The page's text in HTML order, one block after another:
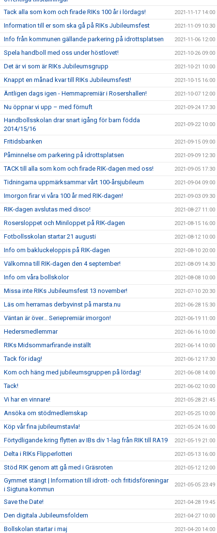
Tack alla som kom och firade RIKs 100 år i lördags!
2021-11-17 14:00
Information till er som ska gå på RIKs Jubileumsfest 2021-11-09 10:30
Info från kommunen gällande parkering på idrottsplatsen 2021-11-06 12:00
Spela handboll med oss under höstlovet! 2021-10-26 09:00
Det är vi som är RIKs Jubileumsgrupp 2021-10-21 10:00
Knappt en månad kvar till RIKs Jubileumsfest! 2021-10-15 16:00
Äntligen dags igen - Hemmapremiär i Rosershallen! 2021-10-07 12:00
Nu öppnar vi upp – med förnuft 2021-09-24 17:30
Handbollsskolan drar snart igång för barn födda
2014/15/16
2021-09-22 10:00
Fritidsbanken 2021-09-15 09:00
Påminnelse om parkering på idrottsplatsen 2021-09-09 12:30
TACK till alla som kom och firade RIK-dagen med oss! 2021-09-05 17:30
Tidningarna uppmärksammar vårt 100-årsjubileum 2021-09-04 09:00
Imorgon firar vi våra 100 år med RIK-dagen! 2021-09-03 09:30
RIK-dagen avslutas med disco! 2021-08-27 11:00
Rosersloppet och Miniloppet på RIK-dagen 2021-08-15 16:00
Fotbollsskolan startar 21 augusti 2021-08-12 10:00
Info om bakluckeloppis på RIK-dagen 2021-08-10 20:00
Välkomna till RIK-dagen den 4 september! 2021-08-09 14:30
Info om våra bollskolor 2021-08-08 10:00
Missa inte RIKs Jubileumsfest 13 november! 2021-07-10 20:30
Läs om herrarnas derbyvinst på marsta.nu 2021-06-28 15:30
Väntan är över... Seriepremiär imorgon! 2021-06-19 11:00
Hedersmedlemmar 2021-06-16 10:00
RIKs Midsommarfirande inställt 2021-06-14 10:00
Tack för idag! 2021-06-12 17:30
Kom och häng med jubileumsgruppen på lördag! 2021-06-08 14:00
Tack! 2021-06-02 10:00
Vi har en vinnare! 2021-05-28 21:45
Ansöka om stödmedlemskap 2021-05-25 10:00
Köp vår fina jubileumstavla! 2021-05-24 16:00
Förtydligande kring flytten av IBs div 1-lag från RIK till RA19 2021-05-19 21:00
Delta i RIKs Flipperlotteri 2021-05-13 16:00
Stöd RIK genom att gå med i Gräsroten 2021-05-12 12:00
Gymmet stängt | Information till idrott- och fritidsföreningar
i Sigtuna kommun
2021-05-05 23:49
Save the Date! 2021-04-28 19:45
Den digitala Jubileumsfoldern 2021-04-27 10:00
Bollskolan startar i maj 2021-04-20 14:00